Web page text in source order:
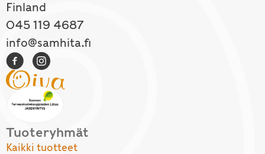
Finland
045 119 4687
info@samhita.fi
Tuoteryhmät
Kaikki tuotteet